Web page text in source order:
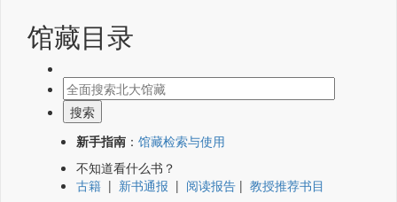
馆藏目录
新手指南 ： 馆藏检索与使用
不知道看什么书？
古籍 | 新书通报 | 阅读报告 | 教授推荐书目